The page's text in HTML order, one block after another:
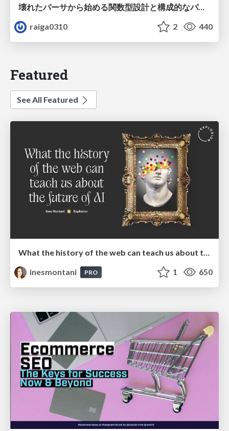
壊れたパーサから始める関数型設計と構成的なパーサ #fp_matsuri
raiga0310
2 440
Featured
See All Featured
inesmontani
PRO 1 650